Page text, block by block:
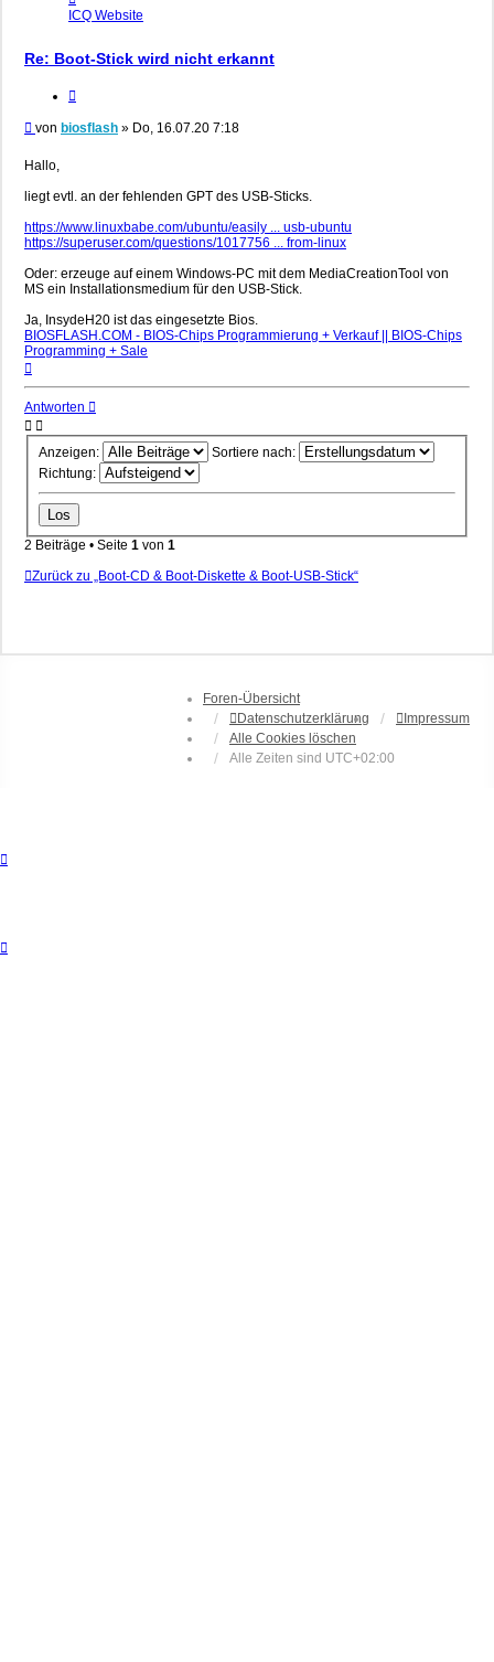
von
biosflash
ICQ Website
Re: Boot-Stick wird nicht erkannt
Beitrag
von biosflash » Do, 16.07.20 7:18
Hallo,
liegt evtl. an der fehlenden GPT des USB-Sticks.
https://www.linuxbabe.com/ubuntu/easily ... usb-ubuntu
https://superuser.com/questions/1017756 ... from-linux
Oder: erzeuge auf einem Windows-PC mit dem MediaCreationTool von
MS ein Installationsmedium für den USB-Stick.
Ja, InsydeH20 ist das eingesetzte Bios.
BIOSFLASH.COM - BIOS-Chips Programmierung + Verkauf || BIOS-Chips
Programming + Sale
Antworten
Anzeigen:
Sortiere nach:
Richtung:
2 Beiträge • Seite 1 von 1
Zurück zu „Boot-CD & Boot-Diskette & Boot-USB-Stick“
Foren-Übersicht
Datenschutzerklärung
Impressum
Alle Cookies löschen
Alle Zeiten sind UTC+02:00